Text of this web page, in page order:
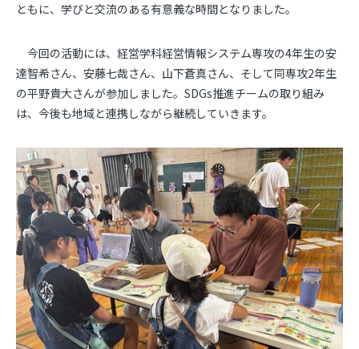
ともに、学びと交流のある有意義な時間となりました。
今回の活動には、経営学科経営情報システム専攻の4年生の安
達智希さん、安藤七哉さん、山下蒼真さん、そして同専攻2年生
の平野貴大さんが参加しました。 SDGs推進チームの取り組み
は、今後も地域と連携しながら継続していきます。